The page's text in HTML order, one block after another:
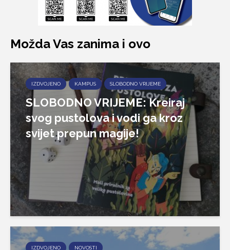
Možda Vas zanima i ovo
IZDVOJENO KAMPUS SLOBODNO VRIJEME
SLOBODNO VRIJEME: Kreiraj
svog pustolova i vodi ga kroz
svijet prepun magije!
IZDVOJENO NOVOSTI